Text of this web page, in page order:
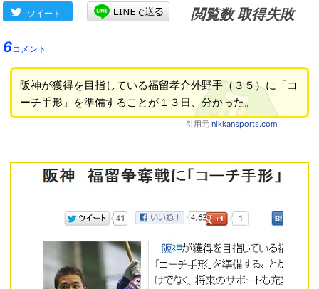
ツイート
閲覧数 取得失敗
6コメント
阪神が獲得を目指している福留孝介外野手（３５）に「コ
ーチ手形」を準備することが１３日、分かった。
引用元 nikkansports.com